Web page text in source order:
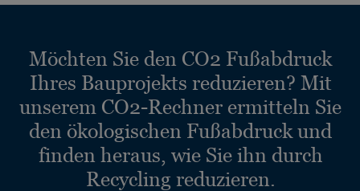
Möchten Sie den CO2 Fußabdruck
Ihres Bauprojekts reduzieren? Mit
unserem CO2-Rechner ermitteln Sie
den ökologischen Fußabdruck und
finden heraus, wie Sie ihn durch
Recycling reduzieren.